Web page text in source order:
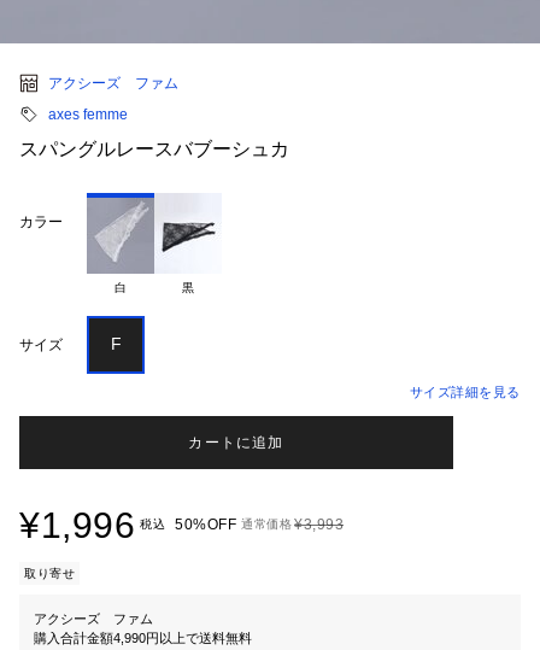
アクシーズ ファム
axes femme
スパングルレースバブーシュカ
カラー
白 黒
サイズ F
サイズ詳細を見る
カートに追加
¥1,996 税込 50%OFF 通常価格¥3,993
取り寄せ
アクシーズ ファム
購入合計金額4,990円以上で送料無料